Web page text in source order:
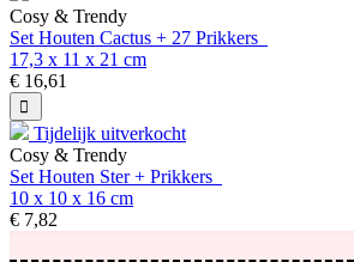
Cosy & Trendy
Set Houten Cactus + 27 Prikkers
17,3 x 11 x 21 cm
€ 16,61
Tijdelijk uitverkocht
Cosy & Trendy
Set Houten Ster + Prikkers
10 x 10 x 16 cm
€ 7,82